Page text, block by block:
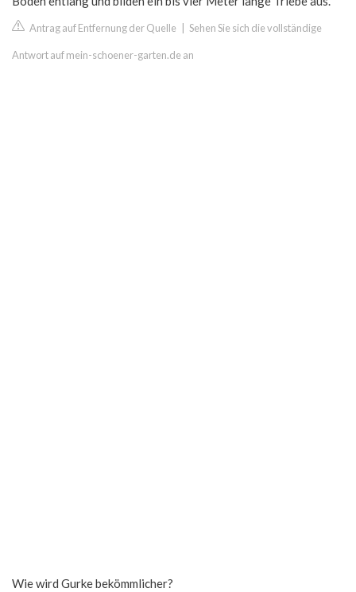
Antrag auf Entfernung der Quelle Sehen Sie sich die vollständige
Antwort auf mein-schoener-garten.de an
Wie wird Gurke bekömmlicher?